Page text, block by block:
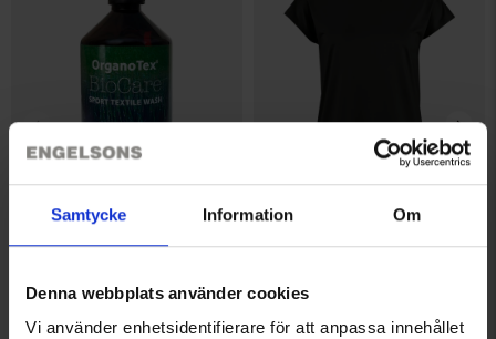
Samtycke Information Om
Denna webbplats använder cookies
Vi använder enhetsidentifierare för att anpassa innehållet
OrganoTex BioCare Sport
Textile Wash
Topp Active Dam
Från99 kr
Liknande produkter